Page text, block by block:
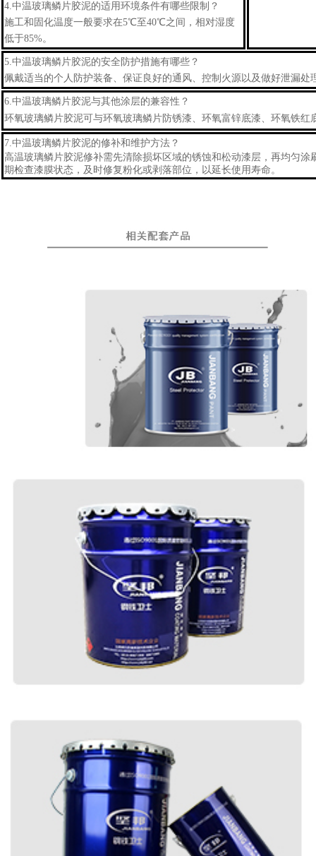
4. 中温玻璃鳞片胶泥的适用环境条件有哪些限制？
施工和固化温度一般要求在5℃至40℃之间，相对湿度
低于85%。
5. 中温玻璃鳞片胶泥的安全防护措施有哪些？
佩戴适当的个人防护装备、保证良好的通风、控制火源以及做好泄漏处
6. 中温玻璃鳞片胶泥与其他涂层的兼容性？
环氧玻璃鳞片胶泥可与环氧玻璃鳞片防锈漆、环氧富锌底漆、环氧铁红
7. 中温玻璃鳞片胶泥的修补和维护方法？
高温玻璃鳞片胶泥修补需先清除损坏区域的锈蚀和松动漆层，再均匀
期检查漆膜状态，及时修复粉化或剥落部位，以延长使用寿命。